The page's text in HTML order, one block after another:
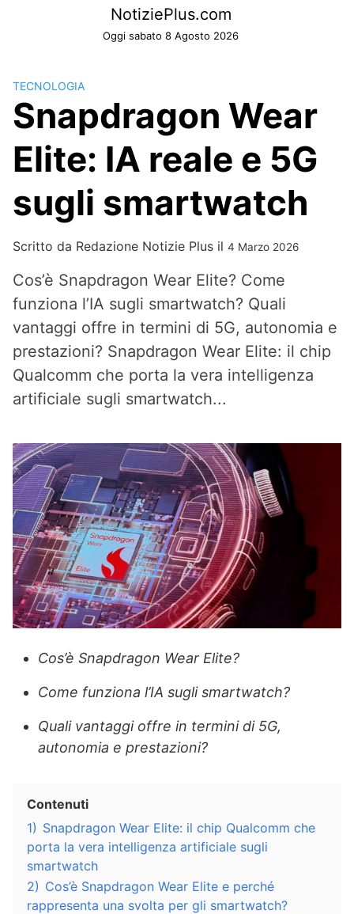
NotiziePlus.com
Oggi sabato 8 Agosto 2026
TECNOLOGIA
Snapdragon Wear
Elite: IA reale e 5G
sugli smartwatch
Scritto da Redazione Notizie Plus il 4 Marzo 2026
Cos’è Snapdragon Wear Elite? Come
funziona l’IA sugli smartwatch? Quali
vantaggi offre in termini di 5G, autonomia e
prestazioni? Snapdragon Wear Elite: il chip
Qualcomm che porta la vera intelligenza
artificiale sugli smartwatch...
Cos’è Snapdragon Wear Elite?
Come funziona l’IA sugli smartwatch?
Quali vantaggi offre in termini di 5G,
autonomia e prestazioni?
Contenuti
1) Snapdragon Wear Elite: il chip Qualcomm che
porta la vera intelligenza artificiale sugli
smartwatch
2) Cos’è Snapdragon Wear Elite e perché
rappresenta una svolta per gli smartwatch?